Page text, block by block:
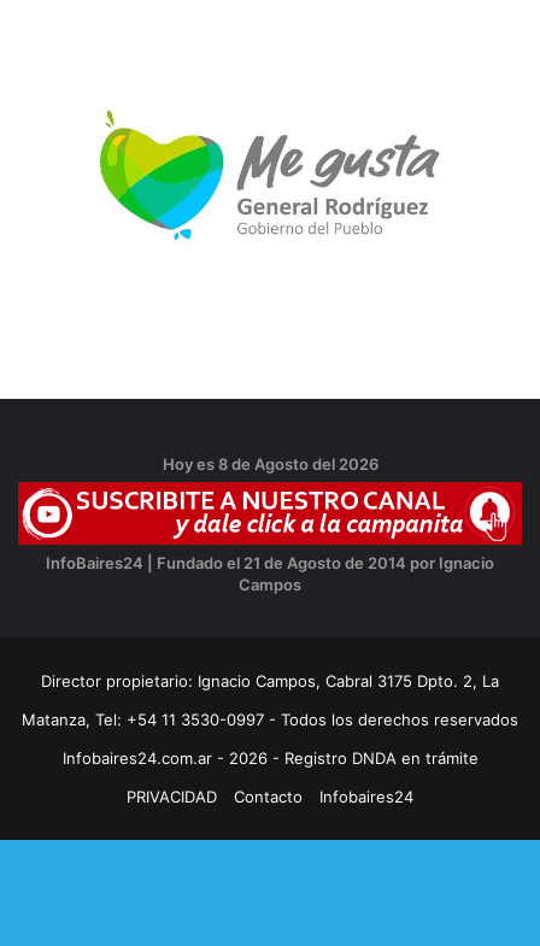
Hoy es 8 de Agosto del 2026
InfoBaires24 | Fundado el 21 de Agosto de 2014 por Ignacio
Campos
Director propietario: Ignacio Campos, Cabral 3175 Dpto. 2, La
Matanza, Tel: +54 11 3530-0997 - Todos los derechos reservados
Infobaires24.com.ar - 2026 - Registro DNDA en trámite
PRIVACIDAD
Contacto Infobaires24